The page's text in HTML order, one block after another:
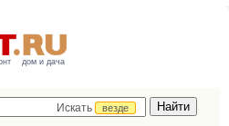
дом и дача
Искать
везде